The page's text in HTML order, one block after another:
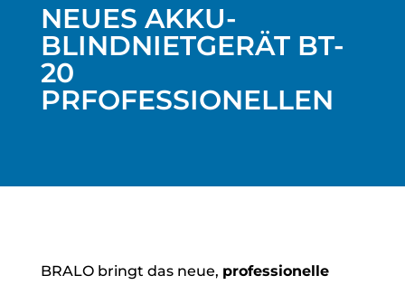
NEUES AKKU-
BLINDNIETGERÄT BT-
20
PRFOFESSIONELLEN
BRALO bringt das neue, professionelle